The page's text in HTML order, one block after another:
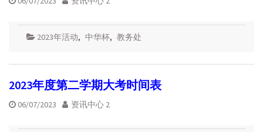
2023年活动, 中华杯, 教务处
2023年度第二学期大考时间表
06/07/2023 资讯中心 2